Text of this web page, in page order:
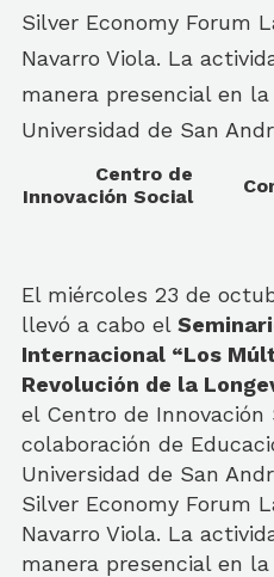
Silver Economy Forum
Navarro Viola. La
manera presencial en
Universidad de San
Centro de
Innovación Social
El miércoles 23 de
llevó a cabo el
Internacional “Los
Revolución de la
el Centro de Innovación
colaboración de
Universidad de San
Silver Economy Forum
Navarro Viola. La
manera presencial en